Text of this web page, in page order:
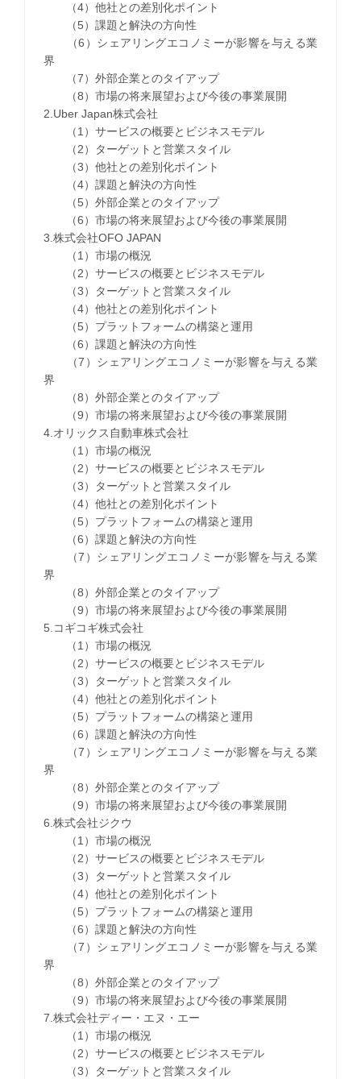
（4）他社との差別化ポイント
（5）課題と解決の方向性
（6）シェアリングエコノミーが影響を与える業
界
（7）外部企業とのタイアップ
（8）市場の将来展望および今後の事業展開
2.Uber Japan株式会社
（1）サービスの概要とビジネスモデル
（2）ターゲットと営業スタイル
（3）他社との差別化ポイント
（4）課題と解決の方向性
（5）外部企業とのタイアップ
（6）市場の将来展望および今後の事業展開
3.株式会社OFO JAPAN
（1）市場の概況
（2）サービスの概要とビジネスモデル
（3）ターゲットと営業スタイル
（4）他社との差別化ポイント
（5）プラットフォームの構築と運用
（6）課題と解決の方向性
（7）シェアリングエコノミーが影響を与える業
界
（8）外部企業とのタイアップ
（9）市場の将来展望および今後の事業展開
4.オリックス自動車株式会社
（1）市場の概況
（2）サービスの概要とビジネスモデル
（3）ターゲットと営業スタイル
（4）他社との差別化ポイント
（5）プラットフォームの構築と運用
（6）課題と解決の方向性
（7）シェアリングエコノミーが影響を与える業
界
（8）外部企業とのタイアップ
（9）市場の将来展望および今後の事業展開
5.コギコギ株式会社
（1）市場の概況
（2）サービスの概要とビジネスモデル
（3）ターゲットと営業スタイル
（4）他社との差別化ポイント
（5）プラットフォームの構築と運用
（6）課題と解決の方向性
（7）シェアリングエコノミーが影響を与える業
界
（8）外部企業とのタイアップ
（9）市場の将来展望および今後の事業展開
6.株式会社ジクウ
（1）市場の概況
（2）サービスの概要とビジネスモデル
（3）ターゲットと営業スタイル
（4）他社との差別化ポイント
（5）プラットフォームの構築と運用
（6）課題と解決の方向性
（7）シェアリングエコノミーが影響を与える業
界
（8）外部企業とのタイアップ
（9）市場の将来展望および今後の事業展開
7.株式会社ディー・エヌ・エー
（1）市場の概況
（2）サービスの概要とビジネスモデル
（3）ターゲットと営業スタイル